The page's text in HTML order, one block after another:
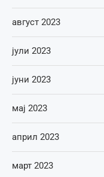
август 2023
јули 2023
јуни 2023
мај 2023
април 2023
март 2023